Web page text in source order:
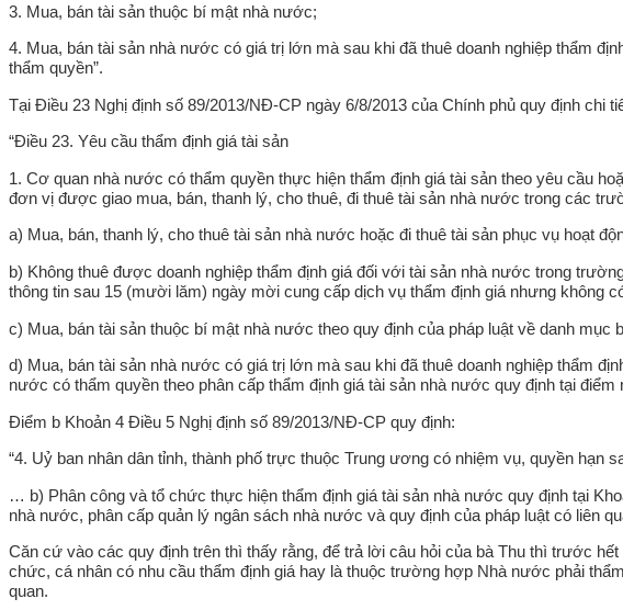
3. Mua, bán tài sản thuộc bí mật nhà nước;
4. Mua, bán tài sản nhà nước có giá trị lớn mà sau khi đã thuê doanh nghiệp thẩm
thẩm quyền”.
Tại Điều 23 Nghị định số 89/2013/NĐ-CP ngày 6/8/2013 của Chính phủ quy định chi
“Điều 23. Yêu cầu thẩm định giá tài sản
1. Cơ quan nhà nước có thẩm quyền thực hiện thẩm định giá tài sản theo yêu cầu
đơn vị được giao mua, bán, thanh lý, cho thuê, đi thuê tài sản nhà nước trong các
a) Mua, bán, thanh lý, cho thuê tài sản nhà nước hoặc đi thuê tài sản phục vụ hoạt
b) Không thuê được doanh nghiệp thẩm định giá đối với tài sản nhà nước trong
thông tin sau 15 (mười lăm) ngày mời cung cấp dịch vụ thẩm định giá nhưng không
c) Mua, bán tài sản thuộc bí mật nhà nước theo quy định của pháp luật về danh mục
d) Mua, bán tài sản nhà nước có giá trị lớn mà sau khi đã thuê doanh nghiệp thẩm
nước có thẩm quyền theo phân cấp thẩm định giá tài sản nhà nước quy định tại
Điểm b Khoản 4 Điều 5 Nghị định số 89/2013/NĐ-CP quy định:
“4. Uỷ ban nhân dân tỉnh, thành phố trực thuộc Trung ương có nhiệm vụ, quyền hạn
… b) Phân công và tổ chức thực hiện thẩm định giá tài sản nhà nước quy định tại
nhà nước, phân cấp quản lý ngân sách nhà nước và quy định của pháp luật có liên
Căn cứ vào các quy định trên thì thấy rằng, để trả lời câu hỏi của bà Thu thì trước
chức, cá nhân có nhu cầu thẩm định giá hay là thuộc trường hợp Nhà nước phải
quan.